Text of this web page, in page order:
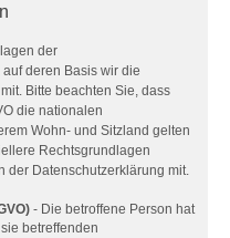
der
deren Basis wir die
Bitte beachten Sie, dass
die nationalen
Wohn- und Sitzland gelten
Rechtsgrundlagen
der Datenschutzerklärung mit.
- Die betroffene Person hat
betreffenden